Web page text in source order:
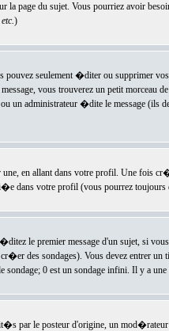
page du sujet. Vous pourriez avoir
)
seulement �diter ou supprimer
vous trouverez un petit morceau
administrateur �dite le message (ils
en allant dans votre profil. Une fois
dans votre profil (vous pourrez
le premier message d'un sujet, si
des sondages). Vous devez
0 est un sondage infini. Il y a
par le posteur d'origine, un